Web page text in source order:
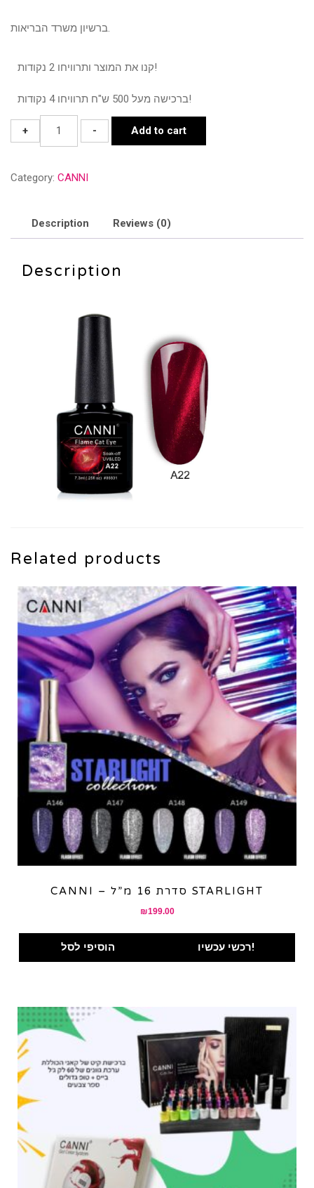
קנו את המוצר ותרוויחו 2 נקודות!
ברכישה מעל 500 ש"ח תרוויחו 4 נקודות!
+
CANNI
-
החתול
-
5D
- Add to cart
Category: CANNI
Description Reviews (0)
Description
Related products
CANNI – סדרת 16 מ”ל STARLIGHT
₪199.00
הוסיפי לסל רכשי עכשיו!